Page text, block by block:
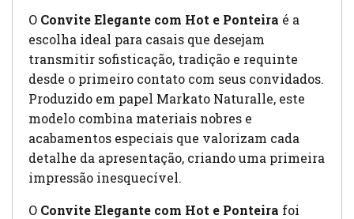
O Convite Elegante com Hot e Ponteira é a
escolha ideal para casais que desejam
transmitir sofisticação, tradição e requinte
desde o primeiro contato com seus convidados.
Produzido em papel Markato Naturalle, este
modelo combina materiais nobres e
acabamentos especiais que valorizam cada
detalhe da apresentação, criando uma primeira
impressão inesquecível.
O Convite Elegante com Hot e Ponteira foi